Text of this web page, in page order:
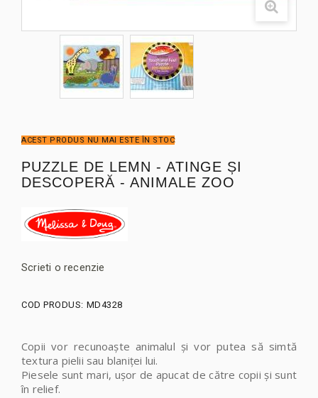
ACEST PRODUS NU MAI ESTE ÎN STOC
PUZZLE DE LEMN - ATINGE ȘI
DESCOPERĂ - ANIMALE ZOO
Scrieti o recenzie
COD PRODUS: MD4328
Copii vor recunoaște animalul și vor putea să simtă
textura pielii sau blaniței lui.
Piesele sunt mari, ușor de apucat de către copii și sunt
în relief.